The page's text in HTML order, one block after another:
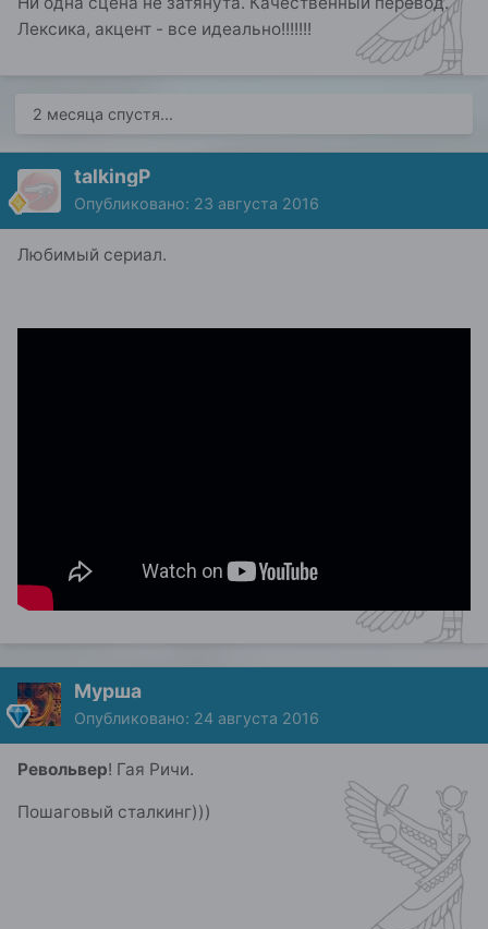
Лексика, акцент - все идеально!!!!!!!
2 месяца спустя...
talkingP
Опубликовано: 23 августа 2016
Любимый сериал.
Мурша
Опубликовано: 24 августа 2016
Револьвер! Гая Ричи.
Пошаговый сталкинг)))